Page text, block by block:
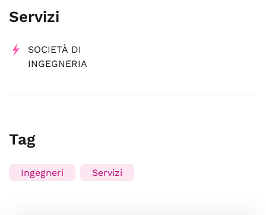
Servizi
SOCIETÀ DI
INGEGNERIA
Tag
Ingegneri Servizi